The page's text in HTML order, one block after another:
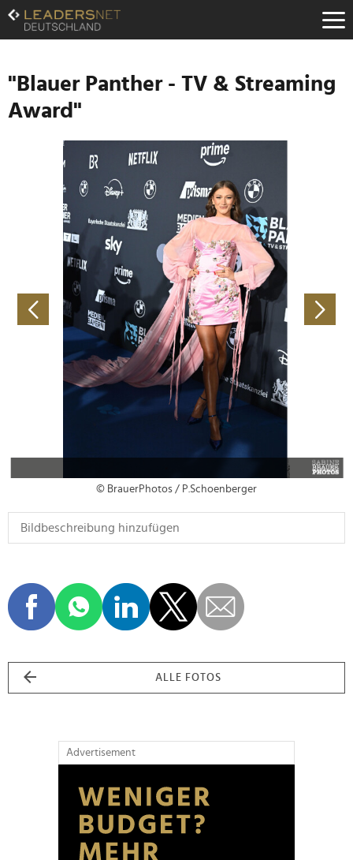
Zum
Inhalt
Zur
Navigation
Zur
Hauptnavigation
"Blauer Panther - TV & Streaming
Award"
© BrauerPhotos / P.Schoenberger
ALLE FOTOS
Advertisement